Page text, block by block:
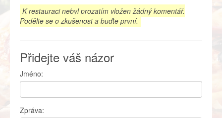
K restauraci nebyl prozatím vložen žádný komentář.
Podělte se o zkušenost a buďte první.
Přidejte váš názor
Jméno:
Zpráva: